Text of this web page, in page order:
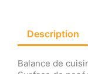
Description
Balance de